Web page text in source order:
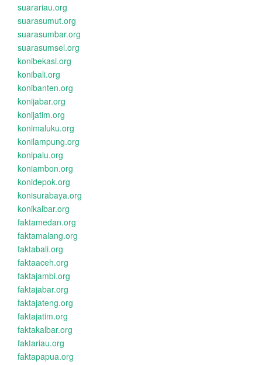
suarariau.org
suarasumut.org
suarasumbar.org
suarasumsel.org
konibekasi.org
konibali.org
konibanten.org
konijabar.org
konijatim.org
konimaluku.org
konilampung.org
konipalu.org
koniambon.org
konidepok.org
konisurabaya.org
konikalbar.org
faktamedan.org
faktamalang.org
faktabali.org
faktaaceh.org
faktajambi.org
faktajabar.org
faktajateng.org
faktajatim.org
faktakalbar.org
faktariau.org
faktapapua.org